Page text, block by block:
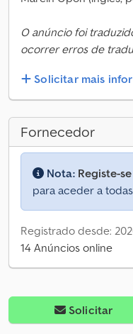
O anúncio foi
ocorrer erros de
Solicitar mais
Fornecedor
Nota: Registe-
para aceder a
Registrado desde:
14 Anúncios online
Solicitar